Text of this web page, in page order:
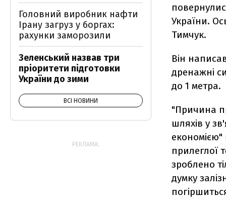
України.
Тимчук.
Він
дренажні
до 1 метра.
"Причина
шляхів у
економією"
прилеглої
зроблено
думку
Головний виробник нафти
Ірану загруз у боргах:
рахунки заморозили
Зеленський назвав три
пріоритети підготовки
України до зими
ВСІ НОВИНИ
РЕКЛАМА: